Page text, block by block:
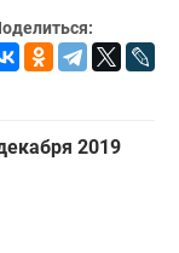
2019